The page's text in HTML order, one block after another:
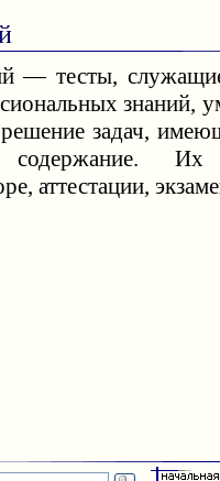
— тесты,
знаний,
задач,
содержание. Их
аттестации,